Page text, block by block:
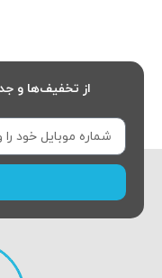
از تخفیف‌ها و